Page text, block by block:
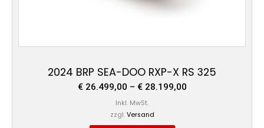
2024 BRP SEA-DOO RXP-X RS 325
€26.499,00 – €28.199,00
Inkl. MwSt.
zzgl. Versand
werden